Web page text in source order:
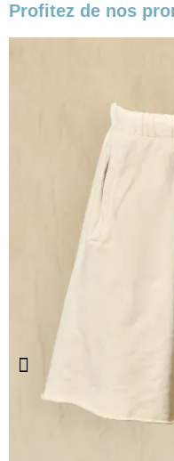
Profitez de nos